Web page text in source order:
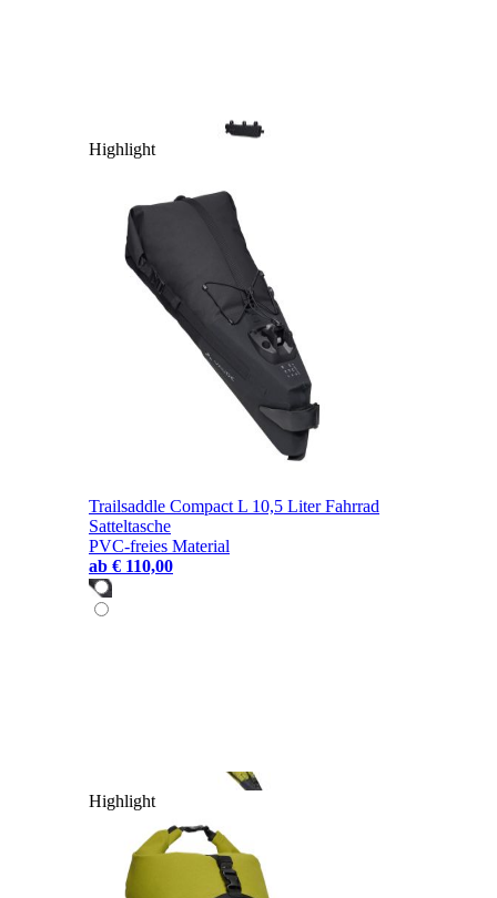
Highlight
Trailsaddle Compact L 10,5 Liter Fahrrad
Satteltasche
PVC-freies Material
ab € 110,00
Highlight